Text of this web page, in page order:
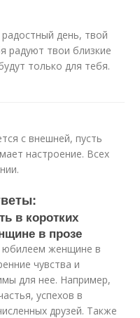
день, твой
радуют твои близкие
только для тебя.
с внешней, пусть
настроение. Всех
в коротких
в прозе
юбилеем женщине в
чувства и
для нее. Например,
успехов в
друзей. Также